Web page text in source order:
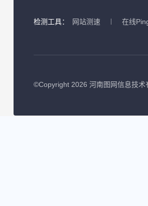
检测工具： 网站测速 在线
©Copyright 2026 河南图网信息技